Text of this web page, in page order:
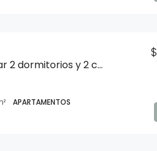
Apartamento a estrenar 2 dormitorios y 2 cochera en Cordón
$
APARTAMENTOS